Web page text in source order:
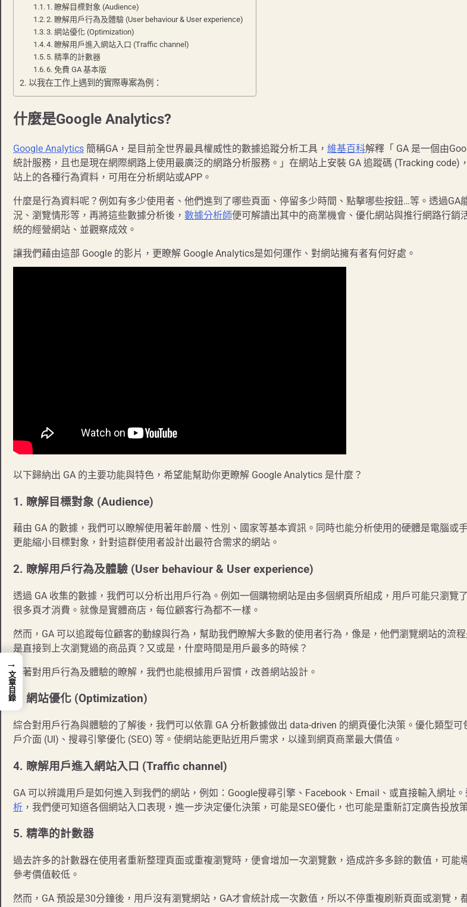
1. 瞭解目標對象 (Audience)
2. 瞭解用戶行為及體驗 (User behaviour & User experience)
3. 網站優化 (Optimization)
4. 瞭解用戶進入網站入口 (Traffic channel)
5. 精準的計數器
6. 免費 GA 基本版
以我在工作上遇到的實際專案為例：
什麼是Google Analytics?
Google Analytics 簡稱GA，是目前全世界最具權威性的數據追蹤分析工具， 維基百科解釋「 GA 是一個由
統計服務，且也是現在網際網路上使用最廣泛的網路分析服務。」在網站上安裝 GA 追蹤碼 (Tracking code)
站上的各種行為資料，可用在分析網站或APP。
什麼是行為資料呢？例如有多少使用者、他們進到了哪些頁面、停留多少時間、點擊哪些按鈕…等。透過GA
況、瀏覽情形等，再將這些數據分析後， 數據分析師便可解讀出其中的商業機會、優化網站與推行網路行銷
統的經營網站、並觀察成效。
讓我們藉由這部 Google 的影片，更瞭解 Google Analytics是如何運作、對網站擁有者有何好處。
以下歸納出 GA 的主要功能與特色，希望能幫助你更瞭解 Google Analytics 是什麼？
1. 瞭解目標對象 (Audience)
藉由 GA 的數據，我們可以瞭解使用著年齡層、性別、國家等基本資訊。同時也能分析使用的硬體是電腦或
更能縮小目標對象，針對這群使用者設計出最符合需求的網站。
2. 瞭解用戶行為及體驗 (User behaviour & User experience)
透過 GA 收集的數據，我們可以分析出用戶行為。例如一個購物網站是由多個網頁所組成，用戶可能只瀏覽
很多頁才消費。就像是實體商店，每位顧客行為都不一樣。
然而，GA 可以追蹤每位顧客的動線與行為，幫助我們瞭解大多數的使用者行為，像是，他們瀏覽網站的流
是直接到上次瀏覽過的商品頁？又或是，什麼時間是用戶最多的時候？
藉著對用戶行為及體驗的瞭解，我們也能根據用戶習慣，改善網站設計。
3. 網站優化 (Optimization)
綜合對用戶行為與體驗的了解後，我們可以依靠 GA 分析數據做出 data-driven 的網頁優化決策。優化類型可
戶介面 (UI)、搜尋引擎優化 (SEO) 等。使網站能更貼近用戶需求，以達到網頁商業最大價值。
4. 瞭解用戶進入網站入口 (Traffic channel)
GA 可以辨識用戶是如何進入到我們的網站，例如：Google搜尋引擎、Facebook、Email、或直接輸入網址。
析 ，我們便可知道各個網站入口表現，進一步決定優化決策，可能是SEO優化，也可能是重新訂定廣告投放
5. 精準的計數器
過去許多的計數器在使用者重新整理頁面或重複瀏覽時，便會增加一次瀏覽數，造成許多多餘的數值，可能
參考價值較低。
然而，GA 預設是30分鐘後，用戶沒有瀏覽網站，GA才會統計成一次數值，所以不停重複刷新頁面或瀏覽，
→
文章目錄